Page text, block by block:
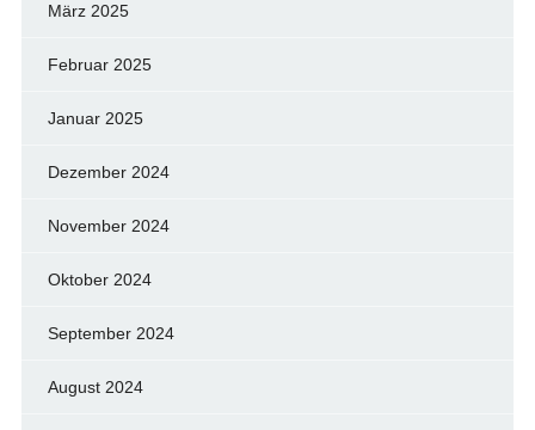
März 2025
Februar 2025
Januar 2025
Dezember 2024
November 2024
Oktober 2024
September 2024
August 2024